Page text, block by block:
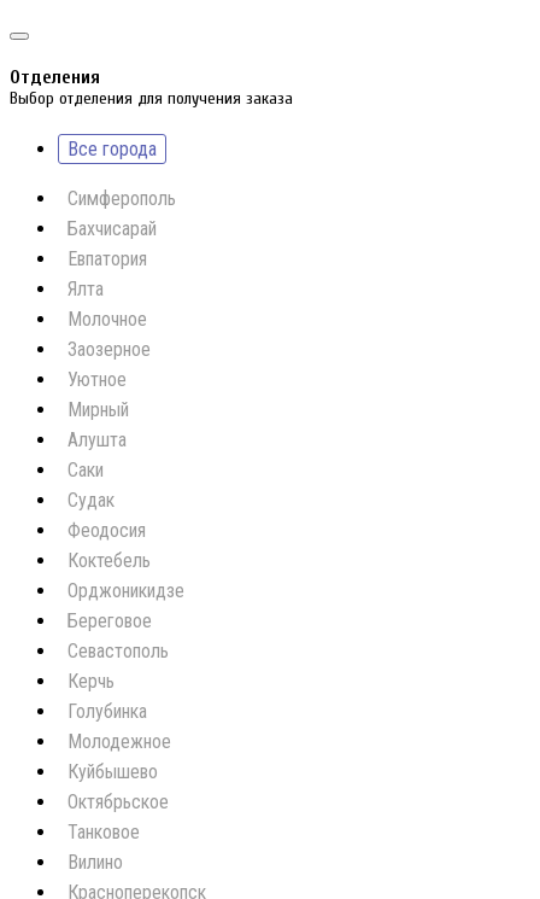
Отделения
Выбор отделения для получения заказа
Все города
Симферополь
Бахчисарай
Евпатория
Ялта
Молочное
Заозерное
Уютное
Мирный
Алушта
Саки
Судак
Феодосия
Коктебель
Орджоникидзе
Береговое
Севастополь
Керчь
Голубинка
Молодежное
Куйбышево
Октябрьское
Танковое
Вилино
Красноперекопск